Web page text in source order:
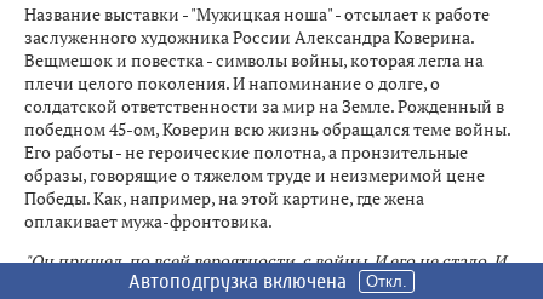
Название выставки - "Мужицкая ноша" - отсылает к работе
заслуженного художника России Александра Коверина.
Вещмешок и повестка - символы войны, которая легла на
плечи целого поколения. И напоминание о долге, о
солдатской ответственности за мир на Земле. Рожденный в
победном 45-ом, Коверин всю жизнь обращался теме войны.
Его работы - не героические полотна, а пронзительные
образы, говорящие о тяжелом труде и неизмеримой цене
Победы. Как, например, на этой картине, где жена
оплакивает мужа-фронтовика.
"Он пришел, по всей вероятности, с войны. И его не стало. И
вот он нарисовал эту работу с его наградами. Эта бабушка -
Автоподгрузка включена Откл.
Автоподгрузка включена Откл.
Автоподгрузка включена Откл.
Автоподгрузка включена Откл.
Автоподгрузка включена Откл.
Автоподгрузка включена Откл.
Автоподгрузка включена Откл.